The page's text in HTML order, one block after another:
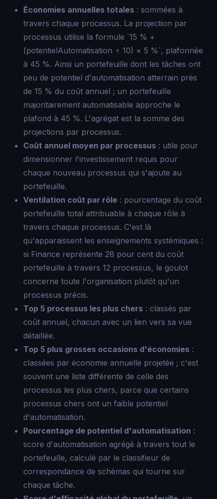
Économies annuelles totales : sommées à
travers chaque processus. La projection par
processus utilise la formule `15 % +
(potentielAutomatisation ÷ 10) × 5 %`, plafonnée
à 45 %. Ainsi un portefeuille dont les tâches ont
peu de potentiel d'automatisation atterrain près
de 15 % du coût annuel ; un portefeuille
majoritairement automatisable approche le
plafond à 45 %. L'agrégat est la somme des
projections par processus.
Coût annuel moyen par processus : utile pour
dimensionner l'investissement requis pour
chaque nouveau processus qui s'ajoute au
portefeuille.
Ventilation coût par rôle : pourcentage du coût
portefeuille total attribuable à chaque rôle à
travers chaque processus. C'est là
qu'apparaissent les enseignements systémiques :
si Finance représente 28 pour cent du coût
portefeuille à travers 12 processus, le goulot
concerne toute l'organisation plutôt qu'un
processus précis.
Top 5 processus les plus chers : classés par
coût annuel, chacun avec un lien vers sa vue
détaillée.
Top 5 plus grosses occasions d'économies :
classées par économie annuelle projetée ; c'est
souvent une liste différente de celle des
processus les plus chers, parce que certains
processus chers ont un faible potentiel
d'automatisation.
Pourcentage de potentiel d'automatisation :
score d'automatisation agrégé à travers tout le
portefeuille, calculé par le classifieur de
correspondance de schémas qui tourne sur
chaque tâche.